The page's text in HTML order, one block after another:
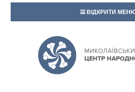
ВІДКРИТИ